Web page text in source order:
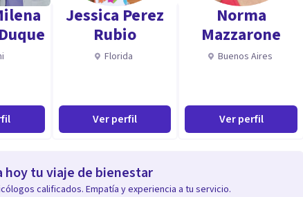
Jessica Perez
Rubio
Florida
Ver perfil
Norma
Mazzarone
Buenos Aires
Ver perfil
hoy tu viaje de bienestar
calificados. Empatía y experiencia a tu servicio.